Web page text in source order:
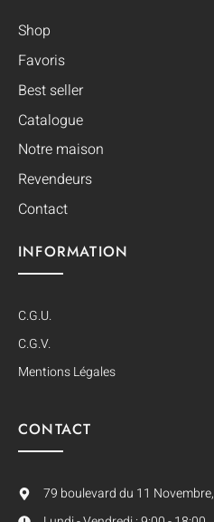
Shop
Favoris
Best seller
Catalogue
Notre maison
Revendeurs
Contact
INFORMATION
C.G.U.
C.G.V.
Mentions Légales
CONTACT
79 boulevard du 11